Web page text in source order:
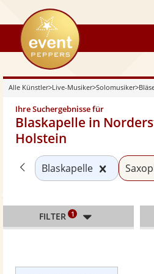
eventpeppers
Alle Künstler>Live-Musiker>Solomusiker>
Ihre Suchergebnisse für
Blaskapelle in
Holstein
Zurück zu «Bläser»
Blaskapelle
FILTER 1